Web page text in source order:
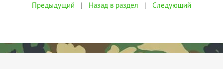
Предыдущий | Назад в раздел | Следующий